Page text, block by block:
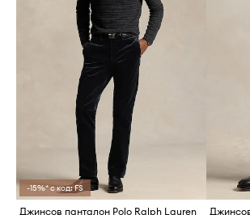
-15%* с код: FS
Джинсов панталон Polo Ralph Lauren